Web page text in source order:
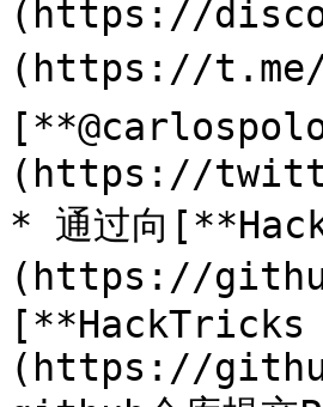
(https://
(https://t.me/
(https://
* 通过向
(https://
[**HackTricks
(https://